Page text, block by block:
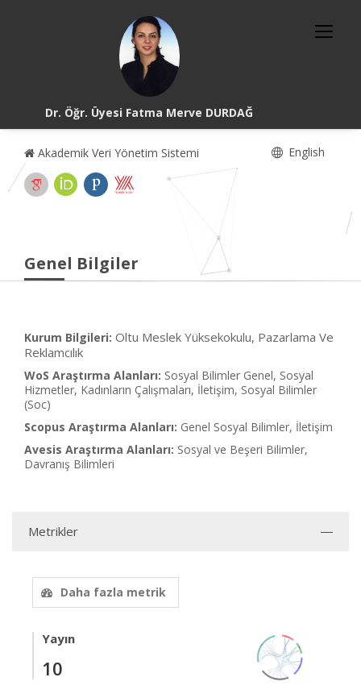
Dr. Öğr. Üyesi Fatma Merve DURDAĞ
Akademik Veri Yönetim Sistemi English
Genel Bilgiler
Kurum Bilgileri: Oltu Meslek Yüksekokulu, Pazarlama Ve
Reklamcılık
WoS Araştırma Alanları: Sosyal Bilimler Genel, Sosyal
Hizmetler, Kadınların Çalışmaları, İletişim, Sosyal Bilimler
(Soc)
Scopus Araştırma Alanları: Genel Sosyal Bilimler, İletişim
Avesis Araştırma Alanları: Sosyal ve Beşeri Bilimler,
Davranış Bilimleri
Metrikler
Daha fazla metrik
Yayın
10